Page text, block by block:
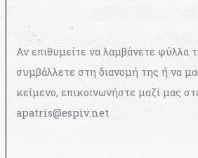
Αν επιθυμείτε να λαμβάνετε φύλλα
συμβάλλετε στη διανομή της ή να
κείμενο, επικοινωνήστε μαζί μας
apatris@espiv.net